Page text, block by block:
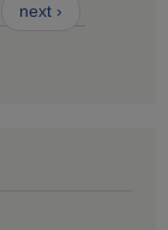
next ›